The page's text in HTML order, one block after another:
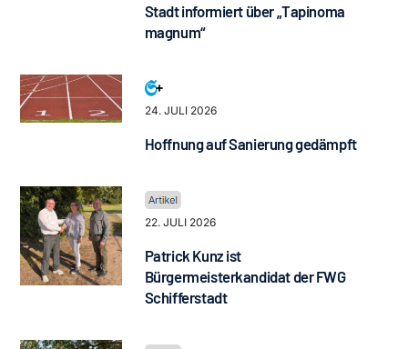
Stadt informiert über „Tapinoma
magnum“
24. JULI 2026
Hoffnung auf Sanierung gedämpft
22. JULI 2026
Patrick Kunz ist
Bürgermeisterkandidat der FWG
Schifferstadt